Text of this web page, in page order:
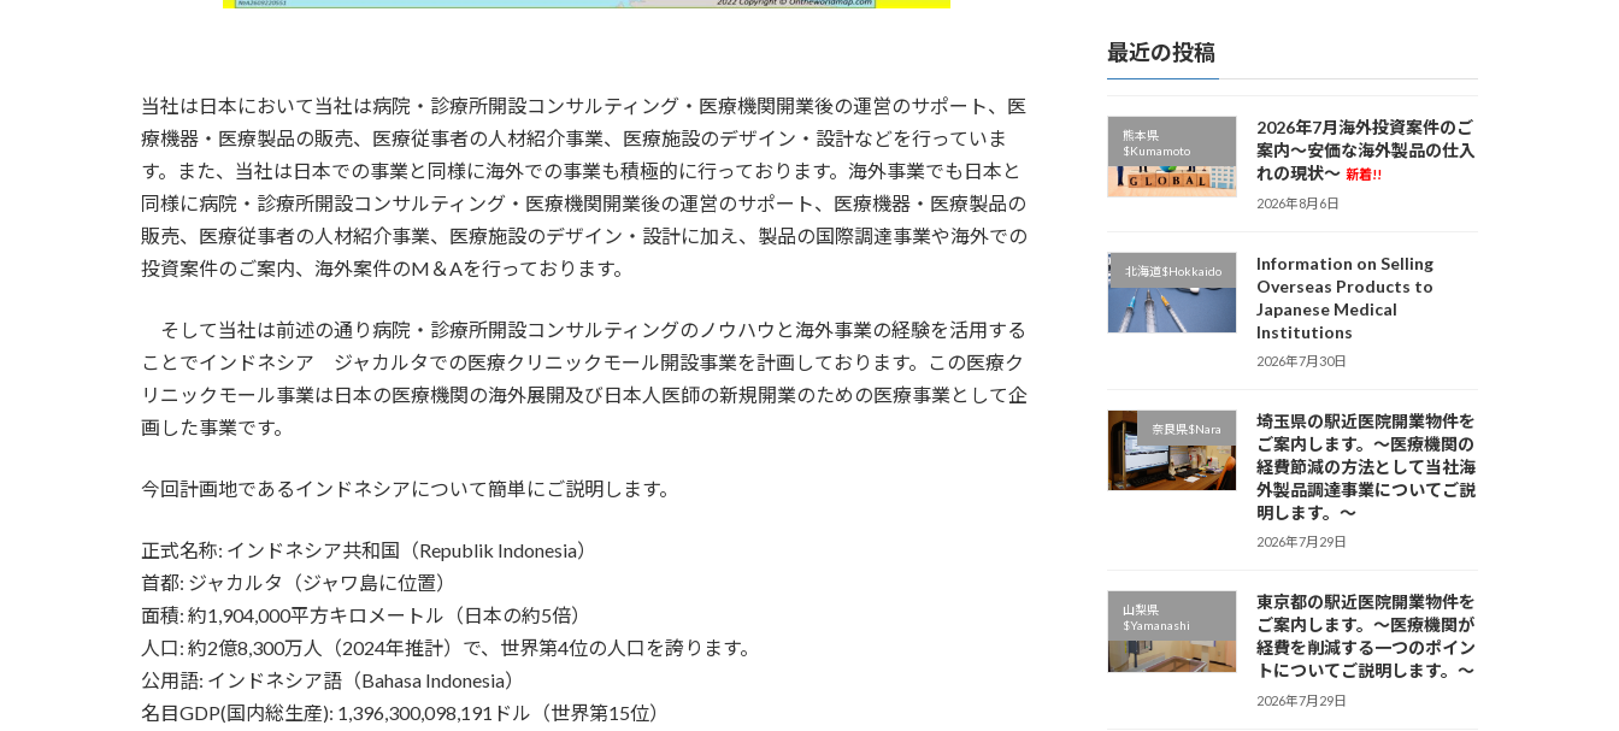
当社は日本において当社は病院・診療所開設コンサルティング・医療機関開業後の運営のサポート、医
療機器・医療製品の販売、医療従事者の人材紹介事業、医療施設のデザイン・設計などを行っていま
す。また、当社は日本での事業と同様に海外での事業も積極的に行っております。海外事業でも日本と
同様に病院・診療所開設コンサルティング・医療機関開業後の運営のサポート、医療機器・医療製品の
販売、医療従事者の人材紹介事業、医療施設のデザイン・設計に加え、製品の国際調達事業や海外での
投資案件のご案内、海外案件のM＆Aを行っております。
そして当社は前述の通り病院・診療所開設コンサルティングのノウハウと海外事業の経験を活用する
ことでインドネシア ジャカルタでの医療クリニックモール開設事業を計画しております。この医療ク
リニックモール事業は日本の医療機関の海外展開及び日本人医師の新規開業のための医療事業として企
画した事業です。
今回計画地であるインドネシアについて簡単にご説明します。
正式名称: インドネシア共和国（Republik Indonesia）
首都: ジャカルタ（ジャワ島に位置）
面積: 約1,904,000平方キロメートル（日本の約5倍）
人口: 約2億8,300万人（2024年推計）で、世界第4位の人口を誇ります。
公用語: インドネシア語（Bahasa Indonesia）
名目GDP(国内総生産): 1,396,300,098,191ドル（世界第15位）
最近の投稿
熊本県
$Kumamoto
2026年7月海外投資案件のご
案内～安価な海外製品の仕入
れの現状～ 新着!!
2026年8月6日
北海道$Hokkaido
Information on Selling
Overseas Products to
Japanese Medical
Institutions
2026年7月30日
奈良県$Nara
埼玉県の駅近医院開業物件を
ご案内します。～医療機関の
経費節減の方法として当社海
外製品調達事業についてご説
明します。～
2026年7月29日
山梨県
$Yamanashi
東京都の駅近医院開業物件を
ご案内します。～医療機関が
経費を削減する一つのポイン
トについてご説明します。～
2026年7月29日